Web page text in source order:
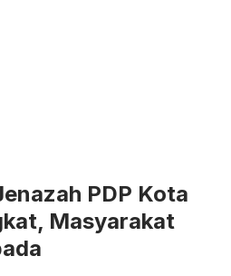
PDP Kota
Masyarakat